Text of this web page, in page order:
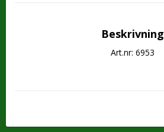
Beskrivning
Art.nr: 6953